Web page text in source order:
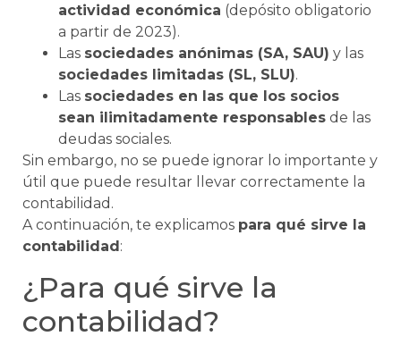
actividad económica (depósito obligatorio
a partir de 2023).
Las sociedades anónimas (SA, SAU) y las
sociedades limitadas (SL, SLU).
Las sociedades en las que los socios
sean ilimitadamente responsables de las
deudas sociales.
Sin embargo, no se puede ignorar lo importante y
útil que puede resultar llevar correctamente la
contabilidad.
A continuación, te explicamos para qué sirve la
contabilidad :
¿Para qué sirve la
contabilidad?